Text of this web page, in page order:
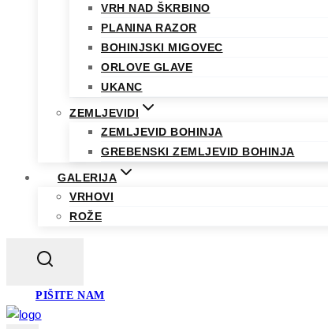
VRH NAD ŠKRBINO
PLANINA RAZOR
BOHINJSKI MIGOVEC
ORLOVE GLAVE
UKANC
ZEMLJEVIDI
ZEMLJEVID BOHINJA
GREBENSKI ZEMLJEVID BOHINJA
GALERIJA
VRHOVI
ROŽE
PIŠITE NAM